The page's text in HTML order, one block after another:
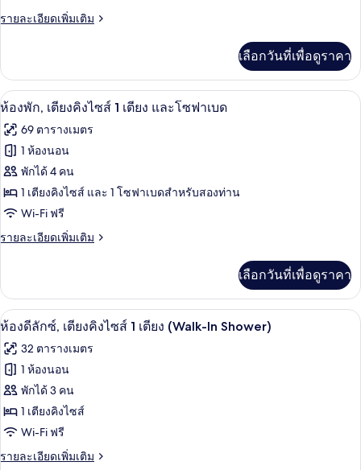
เลา
เตียง
ไซส์
เตียง,
ระเบียง
(Club)
รายละเอียดเพิ่มเติม
ราย
เกี่ยว
กับ
ห้อง
เตียง
คิง
เตียง,
ระเบียง
(Club)
เลือกวันที่เพื่อดูราคา
เปิด
ภาพถ่าย
ทั้งหมด
ของ
ห้อง
พัก,
เตียง
ไซส์
เตียง
และ
โซฟา
เบด
ห้องพัก, เตียงคิงไซส์ 1 เตียง และโซฟ
7
ห้องพัก, เตียงคิงไซส์ 1 เตียง และโซฟาเบด
69 ตารางเมตร
1 ห้องนอน
พักได้ 4 คน
1 เตียงคิงไซส์ และ 1 โซฟาเบดสำหรับสองท่าน
Wi-Fi ฟรี
รายละเอียดเพิ่มเติม
ราย
เกี่ยว
กับ
ห้อง
เตียง
คิง
เตียง
และ
โซฟา
เบด
เลือกวันที่เพื่อดูราคา
เปิด
ภาพถ่าย
ทั้งหมด
ของ
ห้อง
ดี
ลัก
เครื่องนอนระดับพรีเมียม, ผ้านวมขนเ
5
ห้องดีลักซ์, เตียงคิงไซส์ 1 เตียง (Walk-In Shower)
32 ตารางเมตร
1 ห้องนอน
พักได้ 3 คน
1 เตียงคิงไซส์
Wi-Fi ฟรี
รายละเอียดเพิ่มเติม
ราย